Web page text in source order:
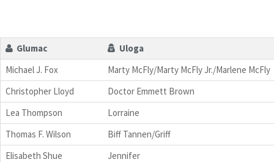
Glumac
Uloga
Michael J. Fox
Marty McFly/Marty McFly Jr./Marlene McFly
Christopher Lloyd
Doctor Emmett Brown
Lea Thompson
Lorraine
Thomas F. Wilson
Biff Tannen/Griff
Elisabeth Shue
Jennifer